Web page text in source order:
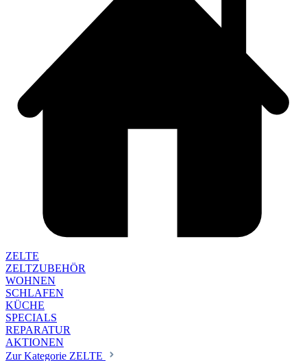
ZELTE
ZELTZUBEHÖR
WOHNEN
SCHLAFEN
KÜCHE
SPECIALS
REPARATUR
AKTIONEN
Zur Kategorie ZELTE